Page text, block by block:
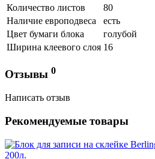
Количество листов
80
Наличие европодвеса
есть
Цвет бумаги блока
голубой
Ширина клеевого слоя 16
Отзывы 0
Написать отзыв
Рекомендуемые товары